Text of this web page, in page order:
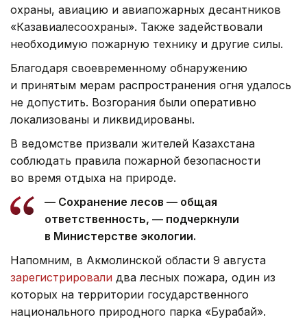
охраны, авиацию и авиапожарных десантников
«Казавиалесоохраны». Также задействовали
необходимую пожарную технику и другие силы.
Благодаря своевременному обнаружению
и принятым мерам распространения огня удалось
не допустить. Возгорания были оперативно
локализованы и ликвидированы.
В ведомстве призвали жителей Казахстана
соблюдать правила пожарной безопасности
во время отдыха на природе.
— Сохранение лесов — общая
ответственность, — подчеркнули
в Министерстве экологии.
Напомним, в Акмолинской области 9 августа
зарегистрировали два лесных пожара, один из
которых на территории государственного
национального природного парка «Бурабай».